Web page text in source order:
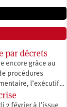
par décrets
encore grâce au
procédures
l’exécutif…